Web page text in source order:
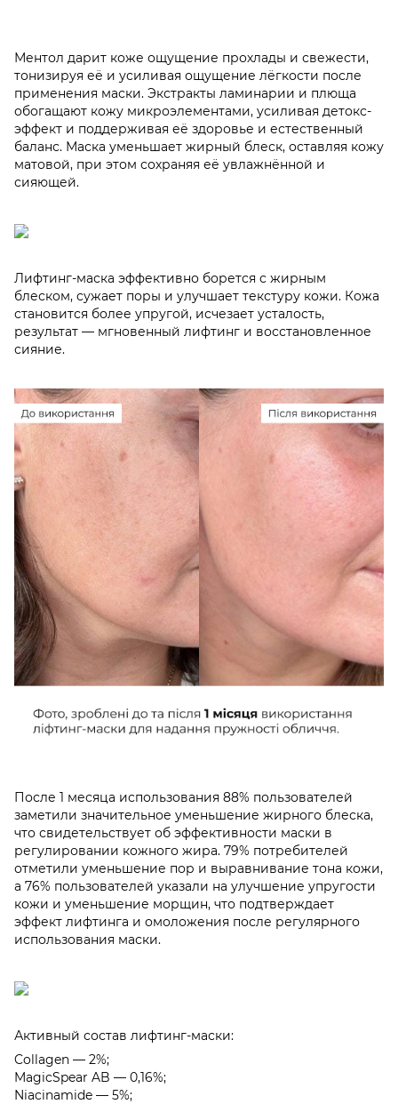
Ментол дарит коже ощущение прохлады и свежести,
тонизируя её и усиливая ощущение лёгкости после
применения маски. Экстракты ламинарии и плюща
обогащают кожу микроэлементами, усиливая детокс-
эффект и поддерживая её здоровье и естественный
баланс. Маска уменьшает жирный блеск, оставляя кожу
матовой, при этом сохраняя её увлажнённой и
сияющей.
Лифтинг-маска эффективно борется с жирным
блеском, сужает поры и улучшает текстуру кожи. Кожа
становится более упругой, исчезает усталость,
результат — мгновенный лифтинг и восстановленное
сияние.
После 1 месяца использования 88% пользователей
заметили значительное уменьшение жирного блеска,
что свидетельствует об эффективности маски в
регулировании кожного жира. 79% потребителей
отметили уменьшение пор и выравнивание тона кожи,
а 76% пользователей указали на улучшение упругости
кожи и уменьшение морщин, что подтверждает
эффект лифтинга и омоложения после регулярного
использования маски.
Активный состав лифтинг-маски:
Collagen — 2%;
MagicSpear AB — 0,16%;
Niacinamide — 5%;